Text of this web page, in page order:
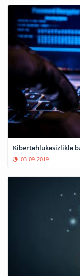
Kibertəhlükəsizliklə
03-09-2019